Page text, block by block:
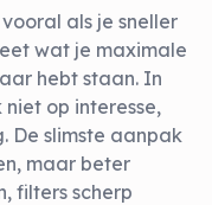
als je sneller
wat je maximale
hebt staan. In
op interesse,
De slimste aanpak
maar beter
filters scherp